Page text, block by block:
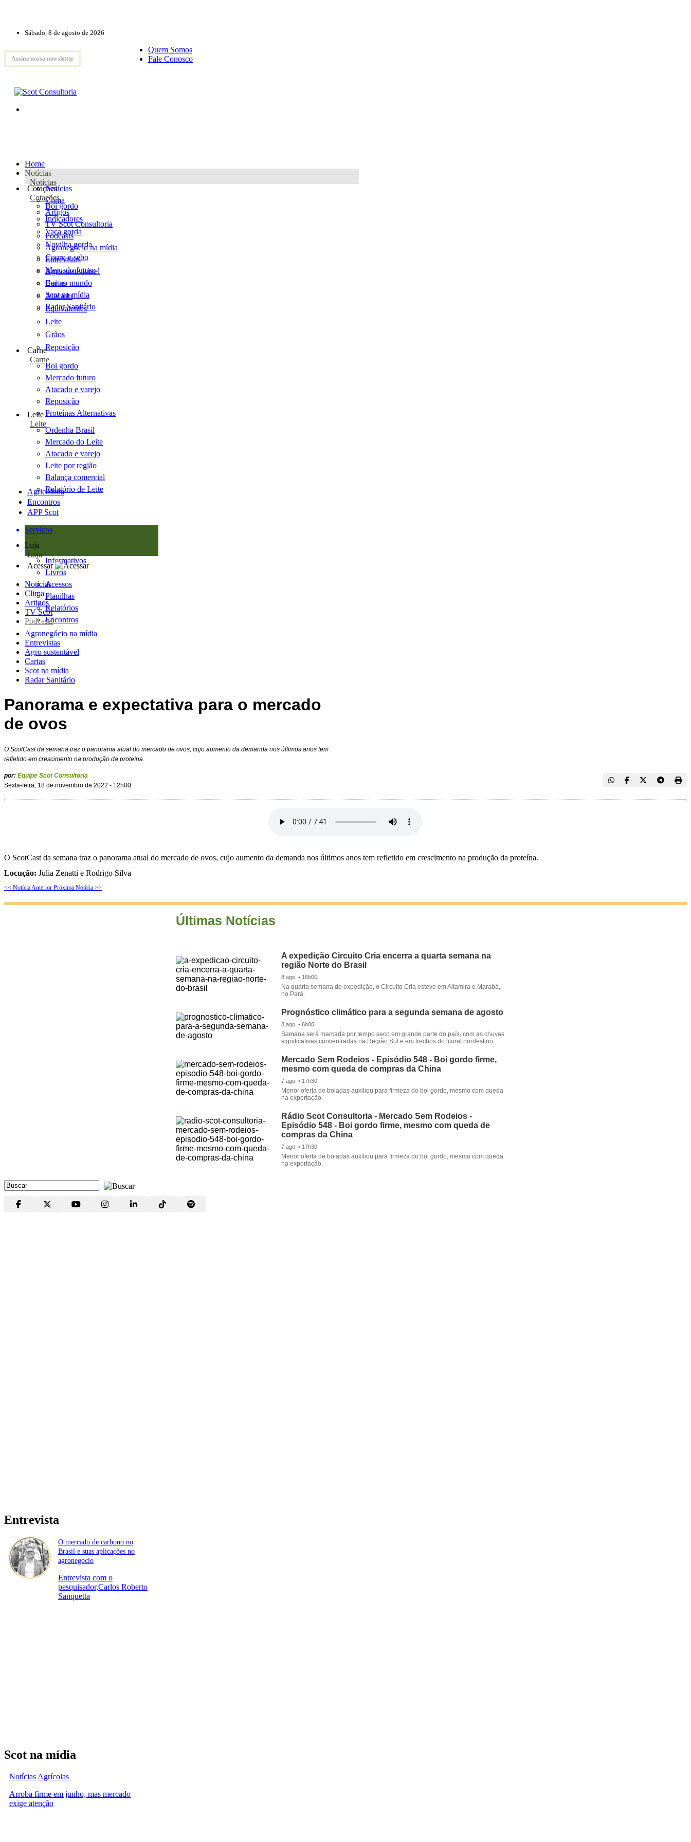
Sábado, 8 de agosto de 2026
Assine nossa newsletter
Quem Somos
Fale Conosco
Home
Notícias
Notícias
Notícias
Clima
Artigos
TV Scot Consultoria
Podcasts
Agronegócio na mídia
Entrevistas
Agro sustentável
Cartas
Scot na mídia
Radar Sanitário
Cotações
Cotações
Boi gordo
Indicadores
Vaca gorda
Novilha gorda
Couro e sebo
Mercado futuro
Boi no mundo
Atacado
Equivalentes
Leite
Grãos
Reposição
Carne
Carne
Boi gordo
Mercado futuro
Atacado e varejo
Reposição
Proteínas Alternativas
Leite
Leite
Ordenha Brasil
Mercado do Leite
Atacado e varejo
Leite por região
Balança comercial
Relatório de Leite
Agricultura
Encontros
APP Scot
Serviços
Loja
Loja
Informativos
Livros
Acessos
Planilhas
Relatórios
Encontros
Acessar
Notícias
Clima
Artigos
TV Scot
Podcasts
Agronegócio na mídia
Entrevistas
Agro sustentável
Cartas
Scot na mídia
Radar Sanitário
Panorama e expectativa para o mercado
de ovos
O ScotCast da semana traz o panorama atual do mercado de ovos, cujo aumento da demanda nos últimos anos tem
refletido em crescimento na produção da proteína.
por: Equipe Scot Consultoria
Sexta-feira, 18 de novembro de 2022 - 12h00
O ScotCast da semana traz o panorama atual do mercado de ovos, cujo aumento da demanda nos últimos anos tem refletido em crescimento na produção da proteína.
Locução: Julia Zenatti e Rodrigo Silva
<< Notícia Anterior Próxima Notícia >>
Últimas Notícias
A expedição Circuito Cria encerra a quarta semana na
região Norte do Brasil
8 ago. • 16h00
Na quarta semana de expedição, o Circuito Cria esteve em Altamira e Marabá,
no Pará.
Prognóstico climático para a segunda semana de agosto
8 ago. • 6h00
Semana será marcada por tempo seco em grande parte do país, com as chuvas
significativas concentradas na Região Sul e em trechos do litoral nordestino.
Mercado Sem Rodeios - Episódio 548 - Boi gordo firme,
mesmo com queda de compras da China
7 ago. • 17h30
Menor oferta de boiadas auxiliou para firmeza do boi gordo, mesmo com queda
na exportação.
Rádio Scot Consultoria - Mercado Sem Rodeios -
Episódio 548 - Boi gordo firme, mesmo com queda de
compras da China
7 ago. • 17h30
Menor oferta de boiadas auxiliou para firmeza do boi gordo, mesmo com queda
na exportação.
Entrevista
O mercado de carbono no
Brasil e suas aplicações no
agronegócio
Entrevista com o
pesquisador,Carlos Roberto
Sanquetta
Scot na mídia
Notícias Agrícolas
Arroba firme em junho, mas mercado
exige atenção